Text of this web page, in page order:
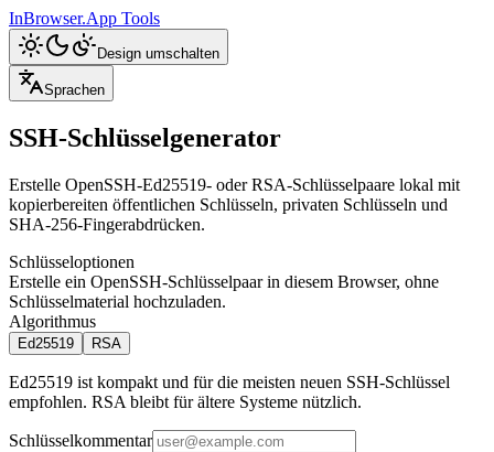
InBrowser.App Tools
Design umschalten
Sprachen
SSH-Schlüsselgenerator
Erstelle OpenSSH-Ed25519- oder RSA-Schlüsselpaare lokal mit
kopierbereiten öffentlichen Schlüsseln, privaten Schlüsseln und
SHA-256-Fingerabdrücken.
Schlüsseloptionen
Erstelle ein OpenSSH-Schlüsselpaar in diesem Browser, ohne
Schlüsselmaterial hochzuladen.
Algorithmus
Ed25519 RSA
Ed25519 ist kompakt und für die meisten neuen SSH-Schlüssel
empfohlen. RSA bleibt für ältere Systeme nützlich.
Schlüsselkommentar